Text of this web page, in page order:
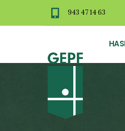
943 47 14 63